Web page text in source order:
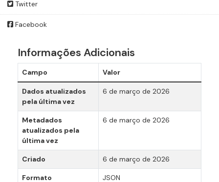
Twitter
Facebook
Informações Adicionais
Campo Valor
Dados atualizados
pela última vez
6 de março de 2026
Metadados
atualizados pela
última vez
6 de março de 2026
Criado 6 de março de 2026
Formato JSON